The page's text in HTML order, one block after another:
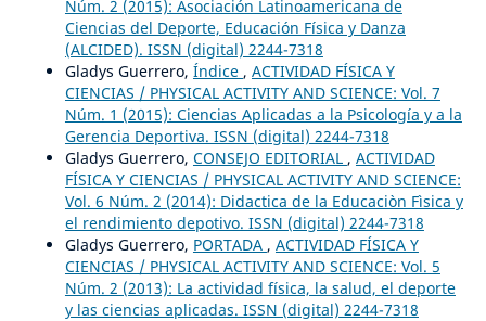
Núm. 2 (2015): Asociación Latinoamericana de
Ciencias del Deporte, Educación Física y Danza
(ALCIDED). ISSN (digital) 2244-7318
Gladys Guerrero, Índice , ACTIVIDAD FÍSICA Y
CIENCIAS / PHYSICAL ACTIVITY AND SCIENCE: Vol. 7
Núm. 1 (2015): Ciencias Aplicadas a la Psicología y a la
Gerencia Deportiva. ISSN (digital) 2244-7318
Gladys Guerrero, CONSEJO EDITORIAL , ACTIVIDAD
FÍSICA Y CIENCIAS / PHYSICAL ACTIVITY AND SCIENCE:
Vol. 6 Núm. 2 (2014): Didactica de la Educaciòn Fìsica y
el rendimiento depotivo. ISSN (digital) 2244-7318
Gladys Guerrero, PORTADA , ACTIVIDAD FÍSICA Y
CIENCIAS / PHYSICAL ACTIVITY AND SCIENCE: Vol. 5
Núm. 2 (2013): La actividad física, la salud, el deporte
y las ciencias aplicadas. ISSN (digital) 2244-7318